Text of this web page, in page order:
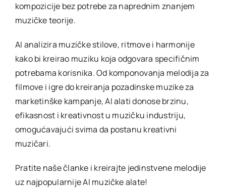
kompozicije bez potrebe za naprednim znanjem
muzičke teorije.
AI analizira muzičke stilove, ritmove i harmonije
kako bi kreirao muziku koja odgovara specifičnim
potrebama korisnika. Od komponovanja melodija za
filmove i igre do kreiranja pozadinske muzike za
marketinške kampanje, AI alati donose brzinu,
efikasnost i kreativnost u muzičku industriju,
omogućavajući svima da postanu kreativni
muzičari.
Pratite naše članke i kreirajte jedinstvene melodije
uz najpopularnije AI muzičke alate!